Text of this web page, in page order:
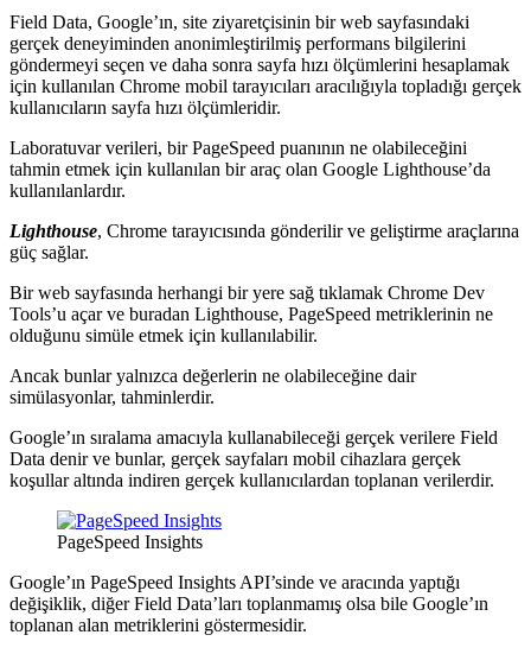
Field Data, Google’ın, site ziyaretçisinin bir web sayfasındaki
gerçek deneyiminden anonimleştirilmiş performans bilgilerini
göndermeyi seçen ve daha sonra sayfa hızı ölçümlerini hesaplamak
için kullanılan Chrome mobil tarayıcıları aracılığıyla topladığı gerçek
kullanıcıların sayfa hızı ölçümleridir.
Laboratuvar verileri, bir PageSpeed ​​puanının ne olabileceğini
tahmin etmek için kullanılan bir araç olan Google Lighthouse’da
kullanılanlardır.
Lighthouse, Chrome tarayıcısında gönderilir ve geliştirme araçlarına
güç sağlar.
Bir web sayfasında herhangi bir yere sağ tıklamak Chrome Dev
Tools’u açar ve buradan Lighthouse, PageSpeed ​​metriklerinin ne
olduğunu simüle etmek için kullanılabilir.
Ancak bunlar yalnızca değerlerin ne olabileceğine dair
simülasyonlar, tahminlerdir.
Google’ın sıralama amacıyla kullanabileceği gerçek verilere Field
Data denir ve bunlar, gerçek sayfaları mobil cihazlara gerçek
koşullar altında indiren gerçek kullanıcılardan toplanan verilerdir.
PageSpeed Insights
Google’ın PageSpeed ​​Insights API’sinde ve aracında yaptığı
değişiklik, diğer Field Data’ları toplanmamış olsa bile Google’ın
toplanan alan metriklerini göstermesidir.